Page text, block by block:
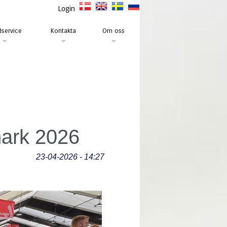
Login
Kontakta Om oss
2026
23-04-2026 - 14:27